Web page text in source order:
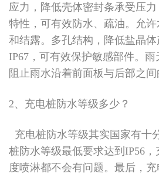
应力，降低壳体密封条承受压
特性，可有效防水、疏油。允
和结露。多孔结构，降低盐晶
IP67，可有效保护敏感部件。雨
阻止雨水沿着前面板与后部之间
2、充电桩防水等级多少？
充电桩防水等级其实国家有十
桩防水等级最低要求达到IP56
度喷淋都不会有问题。最后，